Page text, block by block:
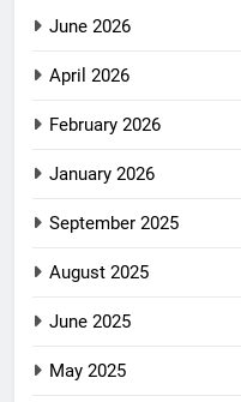
June 2026
April 2026
February 2026
January 2026
September 2025
August 2025
June 2025
May 2025